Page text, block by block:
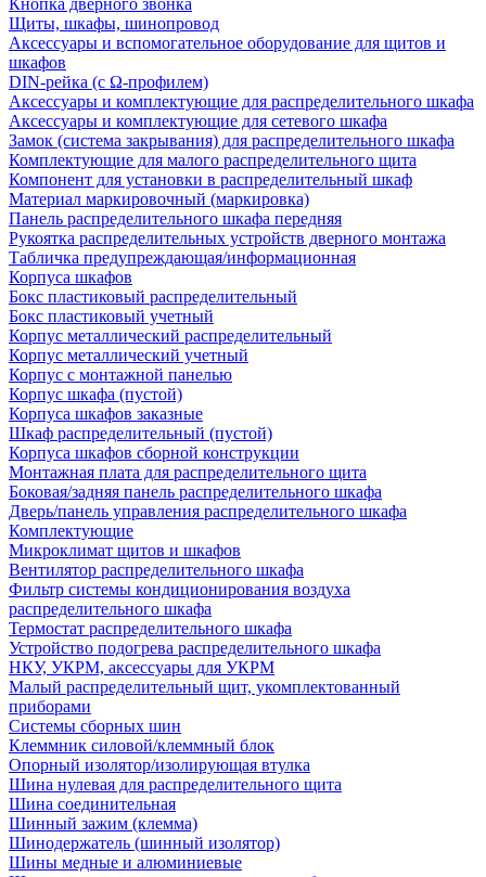
Кнопка дверного звонка
Щиты, шкафы, шинопровод
Аксессуары и вспомогательное оборудование для щитов и
шкафов
DIN-рейка (с Ω-профилем)
Аксессуары и комплектующие для распределительного шкафа
Аксессуары и комплектующие для сетевого шкафа
Замок (система закрывания) для распределительного шкафа
Комплектующие для малого распределительного щита
Компонент для установки в распределительный шкаф
Материал маркировочный (маркировка)
Панель распределительного шкафа передняя
Рукоятка распределительных устройств дверного монтажа
Табличка предупреждающая/информационная
Корпуса шкафов
Бокс пластиковый распределительный
Бокс пластиковый учетный
Корпус металлический распределительный
Корпус металлический учетный
Корпус с монтажной панелью
Корпус шкафа (пустой)
Корпуса шкафов заказные
Шкаф распределительный (пустой)
Корпуса шкафов сборной конструкции
Монтажная плата для распределительного щита
Боковая/задняя панель распределительного шкафа
Дверь/панель управления распределительного шкафа
Комплектующие
Микроклимат щитов и шкафов
Вентилятор распределительного шкафа
Фильтр системы кондиционирования воздуха
распределительного шкафа
Термостат распределительного шкафа
Устройство подогрева распределительного шкафа
НКУ, УКРМ, аксессуары для УКРМ
Малый распределительный щит, укомплектованный
приборами
Системы сборных шин
Клеммник силовой/клеммный блок
Опорный изолятор/изолирующая втулка
Шина нулевая для распределительного щита
Шина соединительная
Шинный зажим (клемма)
Шинодержатель (шинный изолятор)
Шины медные и алюминиевые